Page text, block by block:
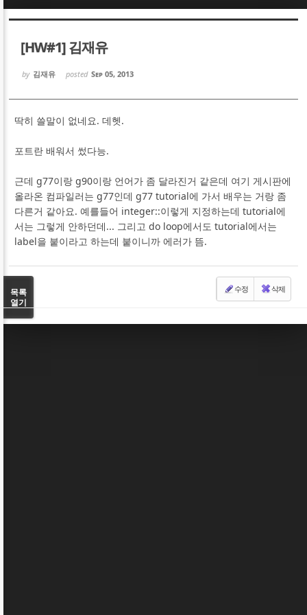
[HW#1] 김재유
by 김재유 posted Sep 05, 2013
딱히 쓸말이 없네요. 데헷.
포트란 배워서 썼다능.
근데 g77이랑 g90이랑 언어가 좀 달라진거 같은데 여기 게시판에
올라온 컴파일러는 g77인데 g77 tutorial에 가서 배우는 거랑 좀
다른거 같아요. 예를들어 integer::이렇게 지정하는데 tutorial에
서는 그렇게 안하던데... 그리고 do loop에서도 tutorial에서는
label을 붙이라고 하는데 붙이니까 에러가 뜸.
수정 삭제
목록
열기
Sketchbook5, 스케치북5
Sketchbook5, 스케치북5
Sketchbook5, 스케치북5
Sketchbook5, 스케치북5